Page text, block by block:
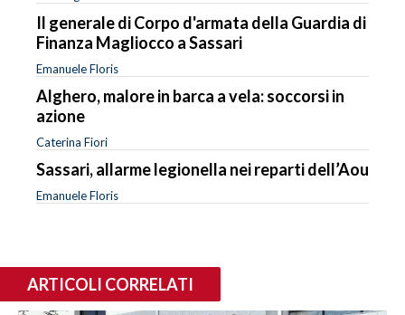
Il generale di Corpo d'armata della Guardia di
Finanza Magliocco a Sassari
Emanuele Floris
Alghero, malore in barca a vela: soccorsi in
azione
Caterina Fiori
Sassari, allarme legionella nei reparti dell’Aou
Emanuele Floris
ARTICOLI CORRELATI